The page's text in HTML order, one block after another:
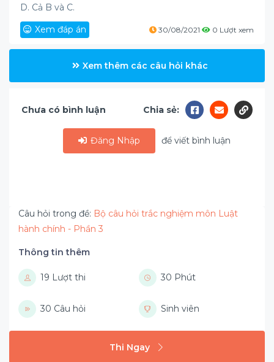
D. Cả B và C.
Xem đáp án
30/08/2021 0 Lượt xem
Xem thêm các câu hỏi khác
Chưa có bình luận Chia sẻ:
Đăng Nhập để viết bình luận
Câu hỏi trong đề: Bộ câu hỏi trắc nghiệm môn Luật
hành chính - Phần 3
Thông tin thêm
19 Lượt thi 30 Phút
30 Câu hỏi Sinh viên
Thi Ngay